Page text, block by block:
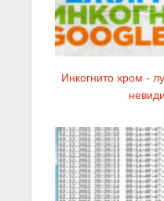
Инкогнито хром -